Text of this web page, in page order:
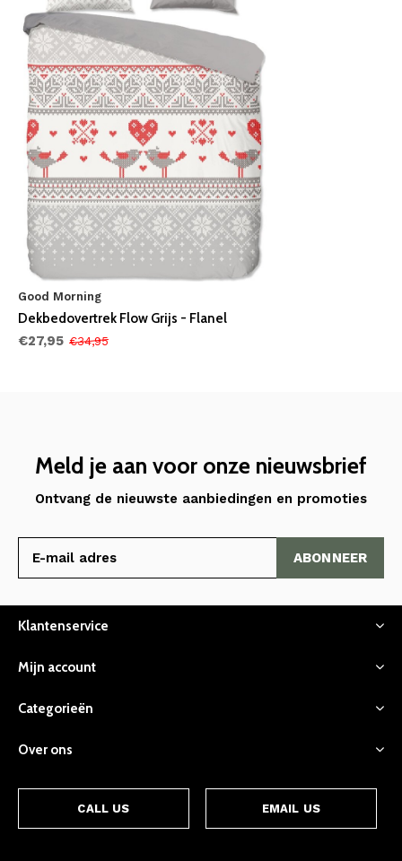
Good Morning
Dekbedovertrek Flow Grijs - Flanel
€27,95 €34,95
Meld je aan voor onze nieuwsbrief
Ontvang de nieuwste aanbiedingen en promoties
ABONNEER
Klantenservice
Mijn account
Categorieën
Over ons
CALL US EMAIL US